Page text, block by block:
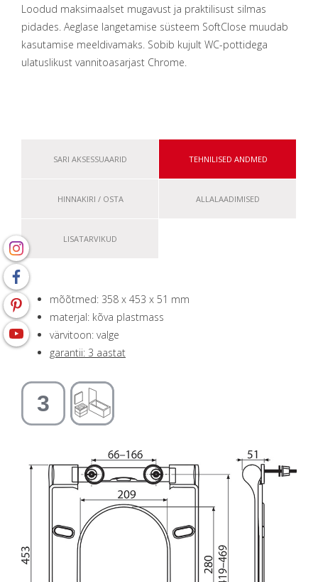
Loodud maksimaalset mugavust ja praktilisust silmas
pidades. Aeglase langetamise süsteem SoftClose muudab
kasutamise meeldivamaks. Sobib kujult WC-pottidega
ulatuslikust vannitoasarjast Chrome.
SARI AKSESSUAARID TEHNILISED ANDMED
HINNAKIRI / OSTA ALLALAADIMISED
LISATARVIKUD
mõõtmed: 358 x 453 x 51 mm
materjal: kõva plastmass
värvitoon: valge
garantii: 3 aastat